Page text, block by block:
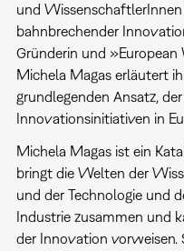
und
bahnbrechender
Gründerin und
Michela Magas erläutert
grundlegenden Ansatz,
Innovationsinitiativen in
Michela Magas ist ein
bringt die Welten der
und der Technologie und
Industrie zusammen und
der Innovation vorweisen.